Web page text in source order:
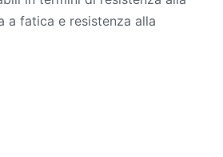
a fatica e resistenza alla